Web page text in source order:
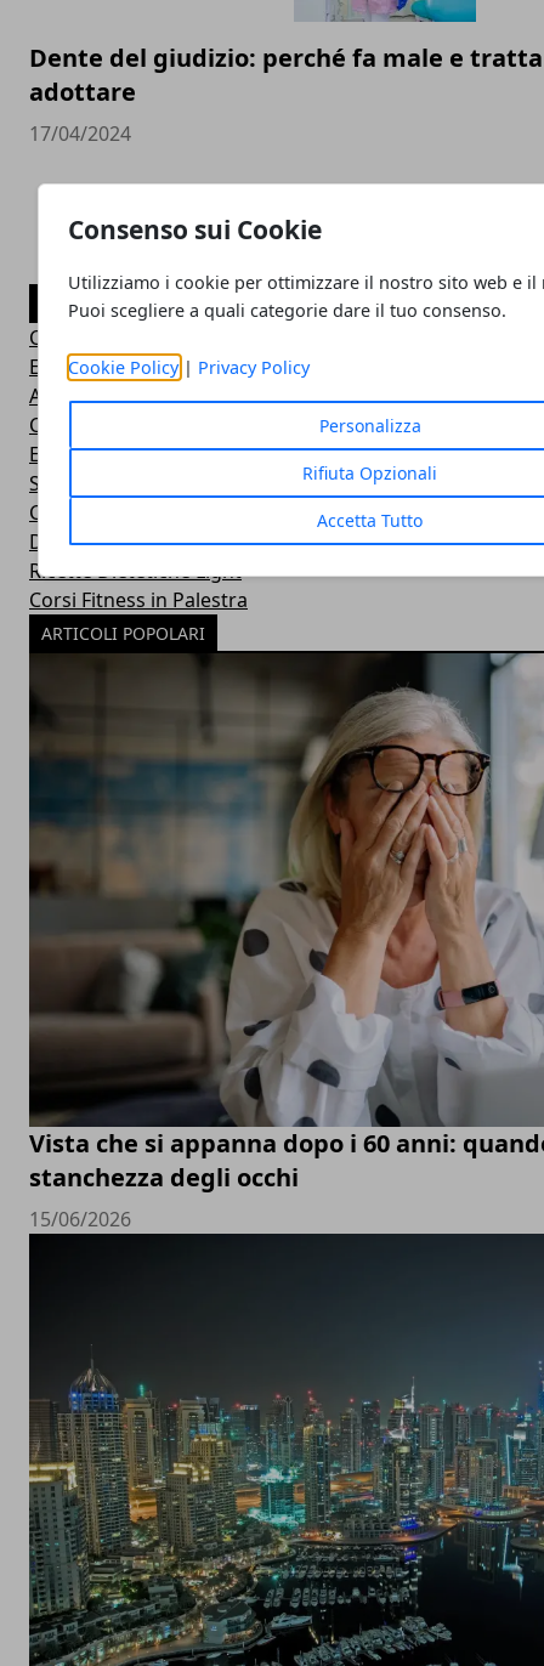
Consenso sui Cookie
Utilizziamo i cookie per ottimizzare il nostro sito web e il
Puoi scegliere a quali categorie dare il tuo consenso.
Cookie Policy| Privacy Policy
Personalizza
Rifiuta Opzionali
Accetta Tutto
Dente del giudizio: perché fa male e
adottare
17/04/2024
CATEGORIE
Consigli Salute e Benessere
Eventi Sport-Salute-Benessere
Alimentazione e Salute
Consigli e Prodotti Bellezza
Esercizi Ginnastica in Casa
Sintomi Malattie e Cura
Centri Benessere Spa e Terme
Dieta per Dimagrire
Ricette Dietetiche Light
Corsi Fitness in Palestra
ARTICOLI POPOLARI
Vista che si appanna dopo i 60 anni:
stanchezza degli occhi
15/06/2026